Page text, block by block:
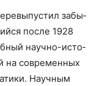
забы­
после 1928
науч­но-исто­
на совре­мен­ных
Науч­ным